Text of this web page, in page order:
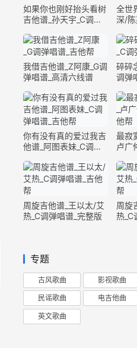
如果你也刚好抬头看树
吉他谱_孙天宇_C调弹
全世
深/陈
我借吉他谱_Z阿康_G调
弹唱谱_高清六线谱
碎碎
调弹
你有没有真的爱过我吉
他谱_阿图表妹_C调弹
最寂
卢广
周旋吉他谱_王以太/艾
热_C调弹唱谱_完整版
周旋
热_C
专题
古风歌曲 影视歌曲
民谣歌曲 电吉他曲
英文歌曲